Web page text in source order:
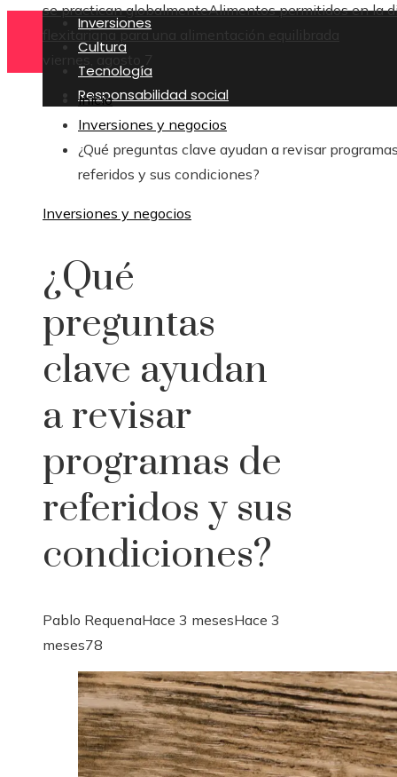
se practican globalmenteAlimentos permitidos en la
flexitariana para una alimentación equilibrada
viernes, agosto 7
Inversiones
Cultura
Tecnología
Responsabilidad social
Inicio
Inversiones y negocios
¿Qué preguntas clave ayudan a revisar
referidos y sus condiciones?
Inversiones y negocios
¿Qué
preguntas
clave ayudan
a revisar
programas de
referidos y sus
condiciones?
Pablo RequenaHace 3 mesesHace 3
meses78